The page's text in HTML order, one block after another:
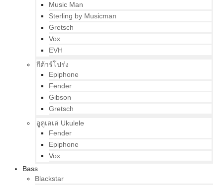
Music Man
Sterling by Musicman
Gretsch
Vox
EVH
กีต้าร์โปร่ง
Epiphone
Fender
Gibson
Gretsch
อูคูเลเล่ Ukulele
Fender
Epiphone
Vox
Bass
Blackstar